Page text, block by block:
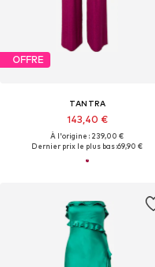
OFFRE
TANTRA
143,40 €
À l'origine : 239,00 €
Dernier prix le plus bas :69,90 €